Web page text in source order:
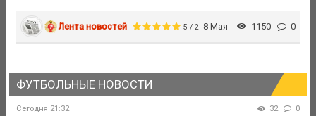
Лента новостей 5 / 2 8 Мая 1150 0
ФУТБОЛЬНЫЕ НОВОСТИ
Сегодня 21:32 32 0